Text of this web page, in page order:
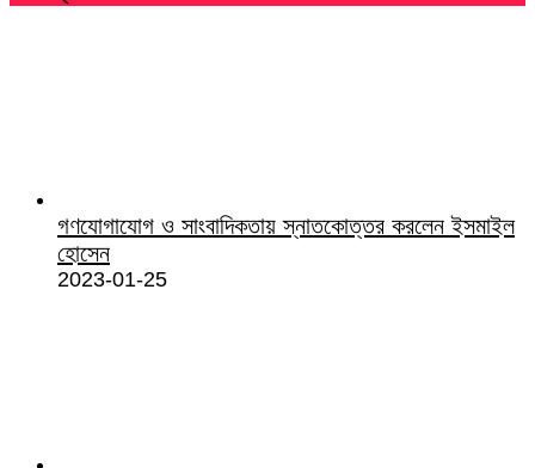
গণযোগাযোগ ও সাংবাদিকতায় স্নাতকোত্তর করলেন ইসমাইল
হোসেন
2023-01-25